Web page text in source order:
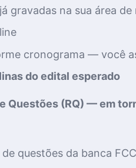
gravadas na sua área de
cronograma — você
do edital esperado
Questões (RQ) — em
questões da banca